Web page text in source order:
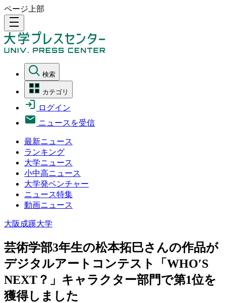
ページ上部
density_medium
検索
カテゴリ
ログイン
ニュースを受信
最新ニュース
ランキング
大学ニュース
小中高ニュース
大学発ベンチャー
ニュース特集
動画ニュース
大阪成蹊大学
芸術学部3年生の松本拓巳さんの作品が
デジタルアートコンテスト「WHO′S
NEXT？」キャラクター部門で第1位を
獲得しました